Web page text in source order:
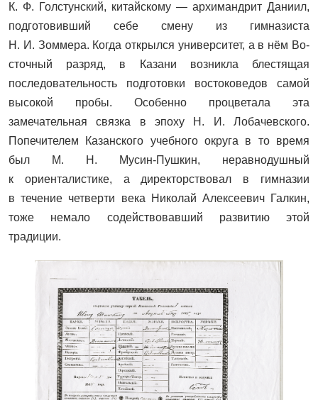
К. Ф. Голстунский, китайскому — архимандрит Даниил,
подготовивший себе смену из гимназиста
Н. И. Зоммера. Когда открылся университет, а в нём Во­
сточный разряд, в Казани возникла блестящая
последовательность подготовки востоковедов самой
высокой пробы. Особенно процветала эта
замечательная связка в эпоху Н. И. Лобачевского.
Попечителем Казанского учебного округа в то время
был М. Н. Мусин‑Пушкин, неравнодушный
к ориенталистике, а директорствовал в гимназии
в течение четверти века Николай Алексеевич Галкин,
тоже немало содействовавший развитию этой
традиции.